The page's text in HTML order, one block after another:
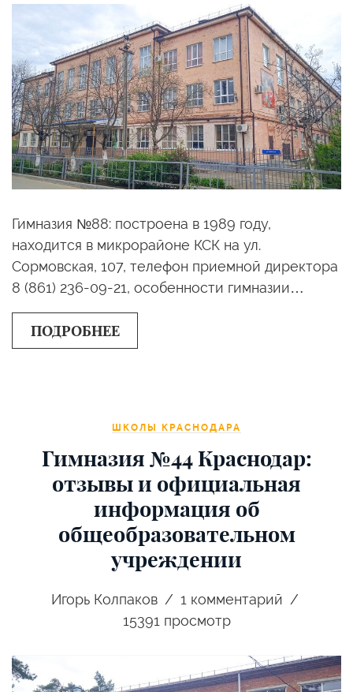
Гимназия №88: построена в 1989 году,
находится в микрорайоне КСК на ул.
Сормовская, 107, телефон приемной директора
8 (861) 236-09-21, особенности гимназии…
ПОДРОБНЕЕ
ШКОЛЫ КРАСНОДАРА
Гимназия №44 Краснодар:
отзывы и официальная
информация об
общеобразовательном
учреждении
Игорь Колпаков 1 комментарий
15391 просмотр